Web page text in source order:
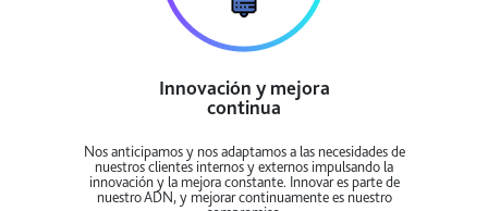
Innovación y mejora
continua
Nos anticipamos y nos adaptamos a las necesidades de
nuestros clientes internos y externos impulsando la
innovación y la mejora constante. Innovar es parte de
nuestro ADN, y mejorar continuamente es nuestro